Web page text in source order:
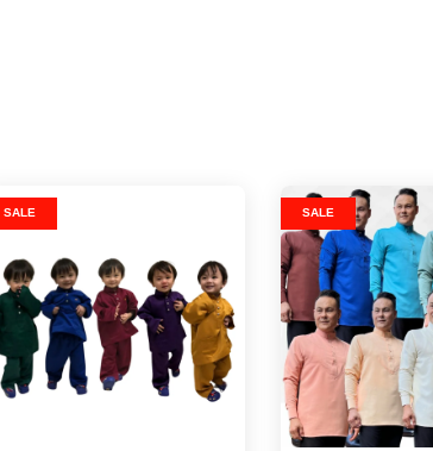
SALE SALE